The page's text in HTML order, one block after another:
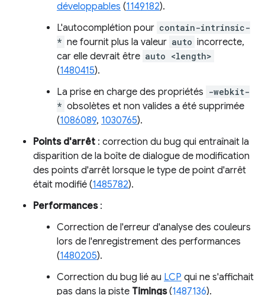
développables (1149182).
L'autocomplétion pour contain-intrinsic-
* ne fournit plus la valeur auto incorrecte,
car elle devrait être auto <length>
(1480415).
La prise en charge des propriétés -webkit-
* obsolètes et non valides a été supprimée
(1086089, 1030765).
Points d'arrêt : correction du bug qui entraînait la
disparition de la boîte de dialogue de modification
des points d'arrêt lorsque le type de point d'arrêt
était modifié (1485782).
Performances:
Correction de l'erreur d'analyse des couleurs
lors de l'enregistrement des performances
(1480205).
Correction du bug lié au LCP qui ne s'affichait
pas dans la piste Timings(1487136).